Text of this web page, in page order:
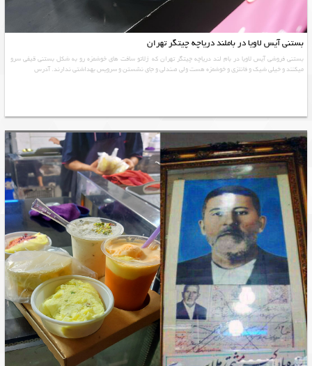
بستنی آیس لاویا در باملند دریاچه چیتگر تهران
بستنی فروشی آیس لاویا در بام لند دریاچه چیتگر تهران که ژلاتو سافت های خوشمزه رو به شکل بستنی قیفی سرو
میکنند و خیلی شیک و فانتزی و خوشمزه هست ولی صندلی و جای نشستن و سرویس بهداشتی ندارند. آدرس